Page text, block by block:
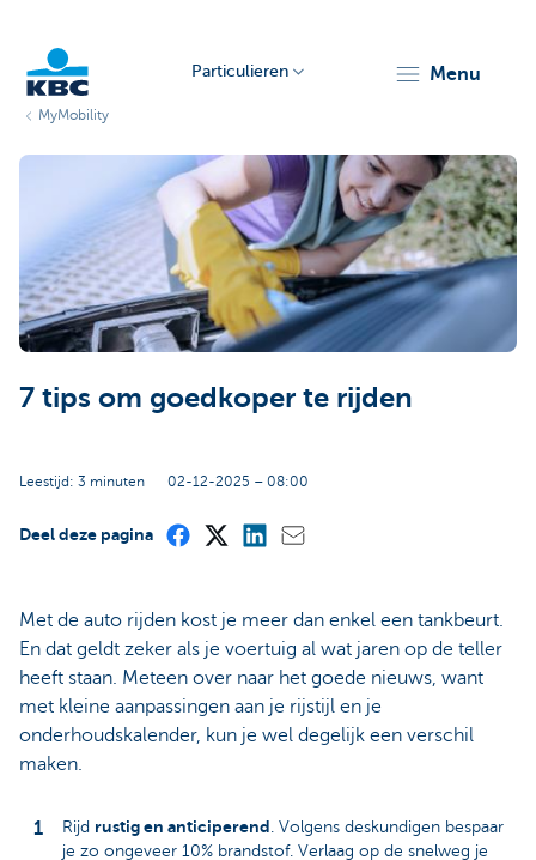
Particulieren
Particulieren menu
MyMobility
7 tips om goedkoper te rijden
Leestijd: 3 minuten 02-12-2025 – 08:00
Deel deze pagina
Met de auto rijden kost je meer dan enkel een tankbeurt.
En dat geldt zeker als je voertuig al wat jaren op de teller
heeft staan. Meteen over naar het goede nieuws, want
met kleine aanpassingen aan je rijstijl en je
onderhoudskalender, kun je wel degelijk een verschil
maken.
Rijd rustig en anticiperend. Volgens deskundigen bespaar
je zo ongeveer 10% brandstof. Verlaag op de snelweg je